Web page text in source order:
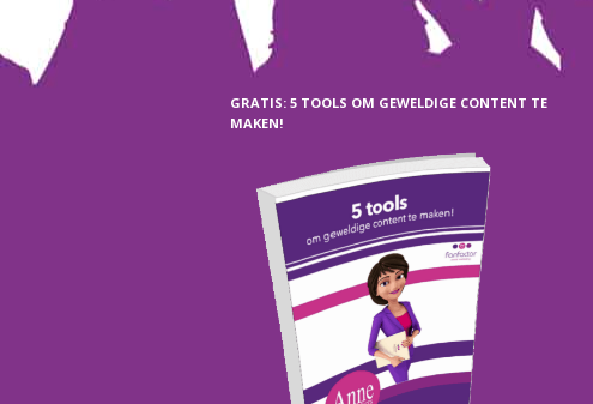
GRATIS: 5 TOOLS OM GEWELDIGE CONTENT TE
MAKEN!